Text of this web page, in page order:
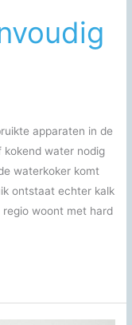
apparaten in de
kokend water nodig
waterkoker komt
ontstaat echter kalk
woont met hard